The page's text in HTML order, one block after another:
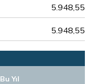
5.948,55
5.948,55
Bu Yıl